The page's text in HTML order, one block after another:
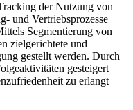
der Nutzung von
und Vertriebsprozesse
Segmentierung von
zielgerichtete und
gestellt werden. Durch
gesteigert
zu erlangt